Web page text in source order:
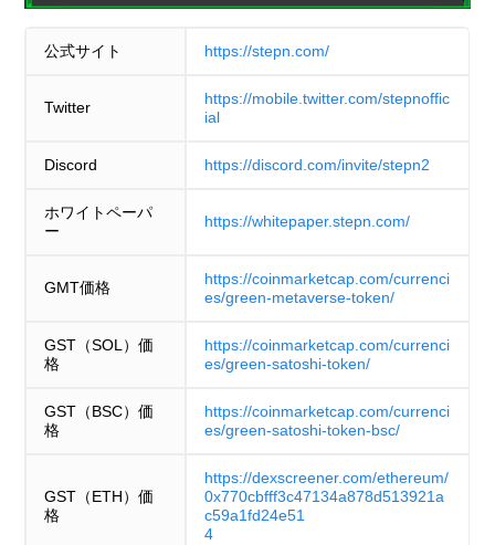
公式サイト https://stepn.com/
Twitter
https://mobile.twitter.com/stepnoffic
ial
Discord https://discord.com/invite/stepn2
ホワイトペーパ
ー
https://whitepaper.stepn.com/
GMT価格
https://coinmarketcap.com/currenci
es/green-metaverse-token/
GST（SOL）価
格
https://coinmarketcap.com/currenci
es/green-satoshi-token/
GST（BSC）価
格
https://coinmarketcap.com/currenci
es/green-satoshi-token-bsc/
GST（ETH）価
格
https://dexscreener.com/ethereum/
0x770cbfff3c47134a878d513921a
c59a1fd24e51
4